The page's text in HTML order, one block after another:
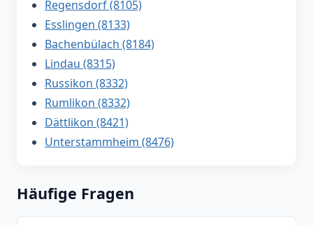
Regensdorf (8105)
Esslingen (8133)
Bachenbülach (8184)
Lindau (8315)
Russikon (8332)
Rumlikon (8332)
Dättlikon (8421)
Unterstammheim (8476)
Häufige Fragen